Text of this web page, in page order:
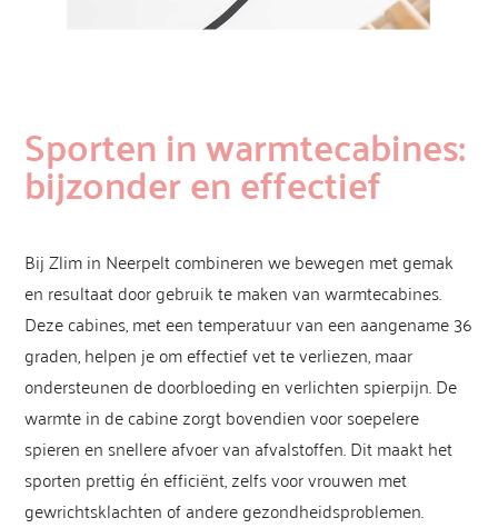
Sporten in warmtecabines:
bijzonder en effectief
Bij Zlim in Neerpelt combineren we bewegen met gemak
en resultaat door gebruik te maken van warmtecabines.
Deze cabines, met een temperatuur van een aangename 36
graden, helpen je om effectief vet te verliezen, maar
ondersteunen de doorbloeding en verlichten spierpijn. De
warmte in de cabine zorgt bovendien voor soepelere
spieren en snellere afvoer van afvalstoffen. Dit maakt het
sporten prettig én efficiënt, zelfs voor vrouwen met
gewrichtsklachten of andere gezondheidsproblemen.